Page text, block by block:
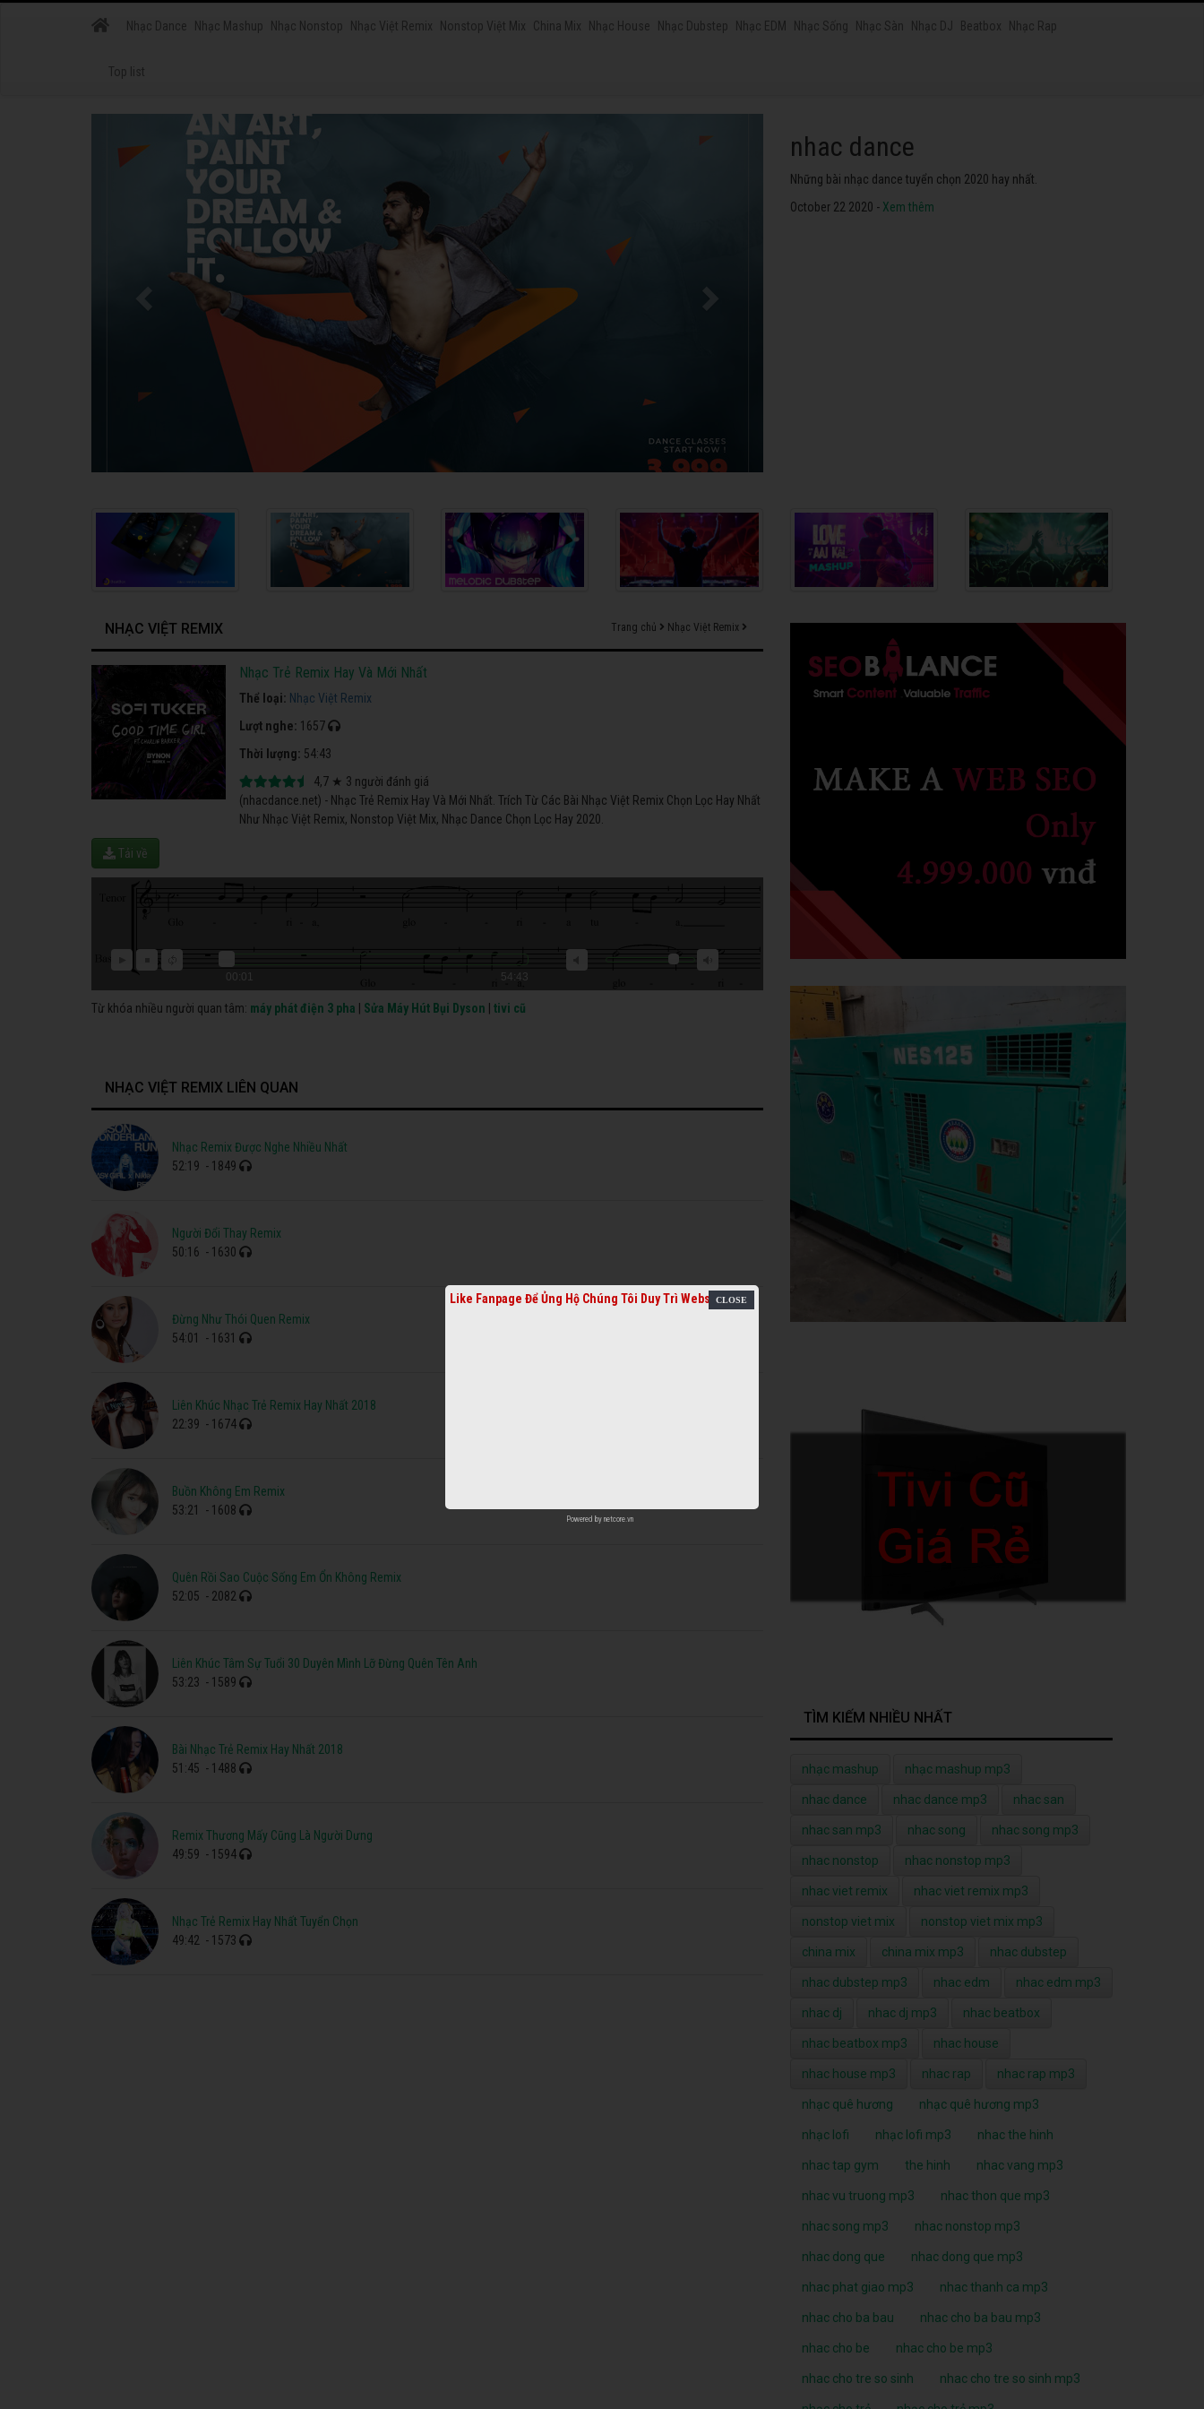
Nhạc Dance Nhạc Mashup Nhạc Nonstop Nhạc Việt Remix Nonstop Việt Mix China Mix Nhạc House Nhạc Dubstep Nhạc EDM Nhạc Sống Nhạc Sàn Nhạc DJ Beatbox Nhạc Rap
Top list
nhac dance
Những bài nhạc dance tuyển chọn 2020 hay nhất.
October 22 2020 - Xem thêm
NHẠC VIỆT REMIX Trang chủ Nhạc Việt Remix
Nhạc Trẻ Remix Hay Và Mới Nhất
Thể loại: Nhạc Việt Remix
Lượt nghe: 1657
Thời lượng: 54:43
4,7 ★ 3 người đánh giá
(nhacdance.net) - Nhạc Trẻ Remix Hay Và Mới Nhất. Trích Từ Các Bài Nhạc Việt Remix Chọn Lọc Hay Nhất
Như Nhạc Việt Remix, Nonstop Việt Mix, Nhạc Dance Chọn Lọc Hay 2020.
Tải về
00:01 54:43
Từ khóa nhiều người quan tâm: máy phát điện 3 pha Sửa Máy Hút Bụi Dyson tivi cũ
NHẠC VIỆT REMIX LIÊN QUAN
Nhạc Remix Được Nghe Nhiều Nhất
52:19 - 1849
Người Đổi Thay Remix
50:16 - 1630
Đừng Như Thói Quen Remix
54:01
- 1631
Liên Khúc Nhạc Trẻ Remix Hay Nhất 2018
22:39 - 1674
Buồn Không Em Remix
53:21
- 1608
Quên Rồi Sao Cuộc Sống Em Ổn Không Remix
52:05 - 2082
Liên Khúc Tâm Sự Tuổi 30 Duyên Mình Lỡ Đừng Quên Tên Anh
53:23 - 1589
Bài Nhạc Trẻ Remix Hay Nhất 2018
51:45 - 1488
Remix Thương Mấy Cũng Là Người Dưng
49:59 - 1594
Nhạc Trẻ Remix Hay Nhất Tuyển Chọn
49:42 - 1573
TÌM KIẾM NHIỀU NHẤT
nhạc mashup nhạc mashup mp3
nhac dance nhac dance mp3 nhac san
nhac san mp3 nhac song nhac song mp3
nhac nonstop nhac nonstop mp3
nhac viet remix nhac viet remix mp3
nonstop viet mix nonstop viet mix mp3
china mix china mix mp3 nhac dubstep
nhac dubstep mp3 nhac edm nhac edm mp3
nhac dj nhac dj mp3 nhac beatbox
nhac beatbox mp3 nhac house
nhac house mp3 nhac rap nhac rap mp3
nhạc quê hương nhạc quê hương mp3
nhạc lofi nhạc lofi mp3 nhac the hinh
nhac tap gym the hinh nhac vang mp3
nhac vu truong mp3 nhac thon que mp3
nhac song mp3 nhac nonstop mp3
nhac dong que nhac dong que mp3
nhac phat giao mp3 nhac thanh ca mp3
nhac cho ba bau nhac cho ba bau mp3
nhac cho be nhac cho be mp3
nhac cho tre so sinh nhac cho tre so sinh mp3
Like Fanpage Để Ủng Hộ Chúng Tôi Duy Trì Website
Powered by netcore.vn